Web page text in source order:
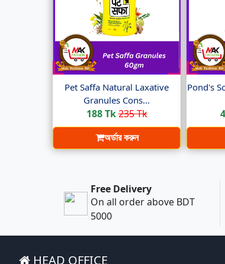
Pet Saffa Natural Laxative
Granules Cons...
188 Tk235 Tk
অর্ডার করুন
Pond's
Free Delivery
On all order above BDT
5000
HEAD OFFICE